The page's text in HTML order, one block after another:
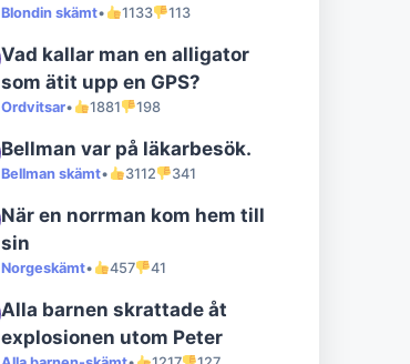
Blondin skämt• 1133 113
Vad kallar man en alligator
som ätit upp en GPS?
Ordvitsar• 1881 198
Bellman var på läkarbesök.
Bellman skämt• 3112 341
När en norrman kom hem till
sin
Norgeskämt• 457 41
Alla barnen skrattade åt
explosionen utom Peter